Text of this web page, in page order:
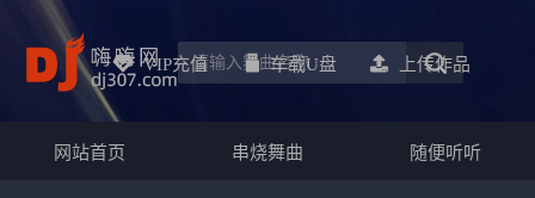
VIP充值 车载u盘 上传作品
网站首页 串烧舞曲 随便听听